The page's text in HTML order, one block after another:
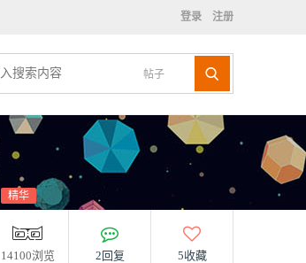
登录 注册
帖子
精华
14100浏览 2回复 5收藏